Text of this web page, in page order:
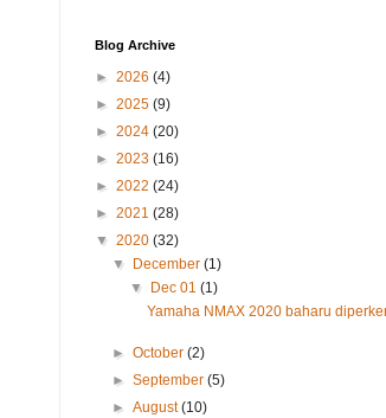
Blog Archive
► 2026 (4)
► 2025 (9)
► 2024 (20)
► 2023 (16)
► 2022 (24)
► 2021 (28)
▼ 2020 (32)
▼ December(1)
▼ Dec 01 (1)
Yamaha NMAX 2020 baharu
►October(2)
►September(5)
►August(10)